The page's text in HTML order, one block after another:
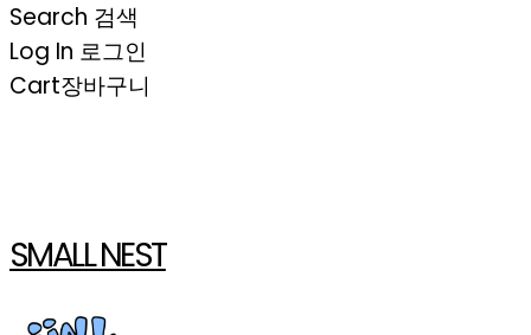
Search 검색
Log In 로그인
Cart장바구니
SMALL NEST